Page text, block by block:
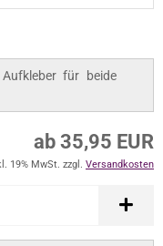
für beide
ab 35,95 EUR
19% MwSt. zzgl. Versandkosten